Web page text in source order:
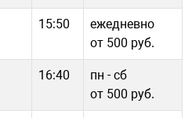
15:50
ежедневно
от 500 руб.
16:40
пн - cб
от 500 руб.